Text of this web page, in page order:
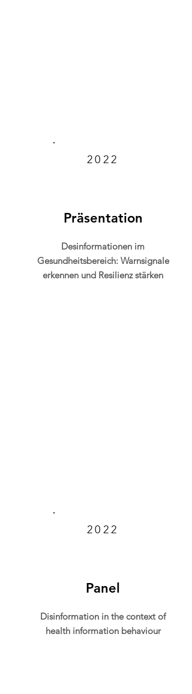
2022
Präsentation
Desinformationen im
Gesundheitsbereich: Warnsignale
erkennen und Resilienz stärken
2022
Panel
Disinformation in the context of
health information behaviour